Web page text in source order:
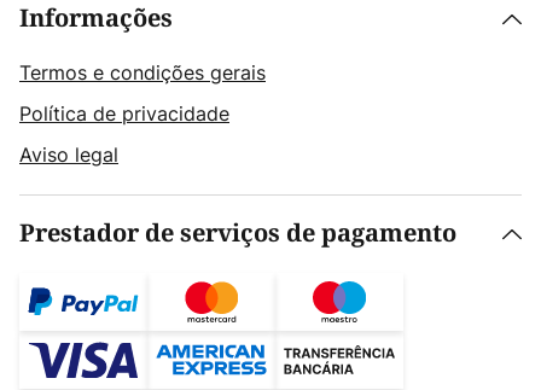
Informações
Termos e condições gerais
Política de privacidade
Aviso legal
Prestador de serviços de pagamento